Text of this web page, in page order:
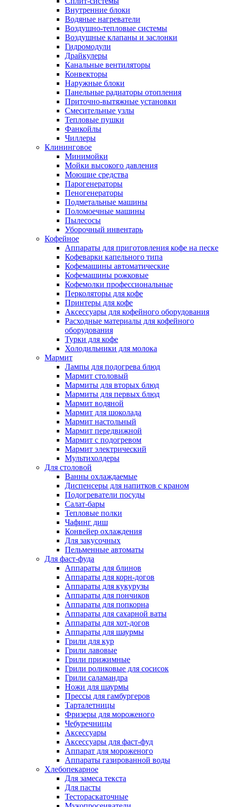
Внутренние блоки
Водяные нагреватели
Воздушно-тепловые системы
Воздушные клапаны и заслонки
Гидромодули
Драйкулеры
Канальные вентиляторы
Конвекторы
Наружные блоки
Панельные радиаторы отопления
Приточно-вытяжные установки
Смесительные узлы
Тепловые пушки
Фанкойлы
Чиллеры
Клининговое
Минимойки
Мойки высокого давления
Моющие средства
Парогенераторы
Пеногенераторы
Подметальные машины
Поломоечные машины
Пылесосы
Уборочный инвентарь
Кофейное
Аппараты для приготовления кофе на песке
Кофеварки капельного типа
Кофемашины автоматические
Кофемашины рожковые
Кофемолки профессиональные
Перколяторы для кофе
Принтеры для кофе
Аксессуары для кофейного оборудования
Расходные материалы для кофейного
оборудования
Турки для кофе
Холодильники для молока
Мармит
Лампы для подогрева блюд
Мармит столовый
Мармиты для вторых блюд
Мармиты для первых блюд
Мармит водяной
Мармит для шоколада
Мармит настольный
Мармит передвижной
Мармит с подогревом
Мармит электрический
Мультихолдеры
Для столовой
Ванны охлаждаемые
Диспенсеры для напитков с краном
Подогреватели посуды
Салат-бары
Тепловые полки
Чафинг диш
Конвейер охлаждения
Для закусочных
Пельменные автоматы
Для фаст-фуда
Аппараты для блинов
Аппараты для корн-догов
Аппараты для кукурузы
Аппараты для пончиков
Аппараты для попкорна
Аппараты для сахарной ваты
Аппараты для хот-догов
Аппараты для шаурмы
Грили для кур
Грили лавовые
Грили прижимные
Грили роликовые для сосисок
Грили саламандра
Ножи для шаурмы
Прессы для гамбургеров
Тарталетницы
Фризеры для мороженого
Чебуречницы
Аксессуары
Аксессуары для фаст-фуд
Аппарат для мороженого
Аппараты газированной воды
Хлебопекарное
Для замеса текста
Для пасты
Тестораскаточные